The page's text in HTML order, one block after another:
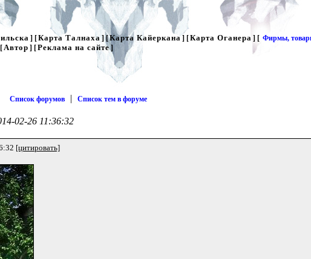
] [Карта Талнаха ] [Карта Кайеркана] [Карта Оганера ] [ Фирмы,
Автор ] [Реклама на сайте]
Список форумов | Список тем в форуме
02-26 11:36:32
[цитировать]